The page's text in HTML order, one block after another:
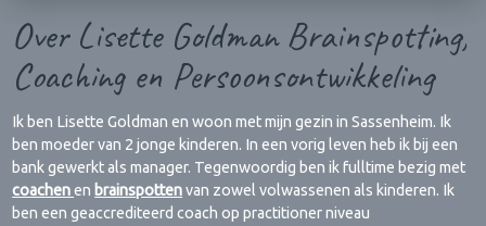
Over Lisette Goldman Brainspotting,
Coaching en Persoonsontwikkeling
Ik ben Lisette Goldman en woon met mijn gezin in Sassenheim. Ik
ben moeder van 2 jonge kinderen. In een vorig leven heb ik bij een
bank gewerkt als manager. Tegenwoordig ben ik fulltime bezig met
coachenen brainspottenvan zowel volwassenen als kinderen. Ik
ben een geaccrediteerd coach op practitioner niveau